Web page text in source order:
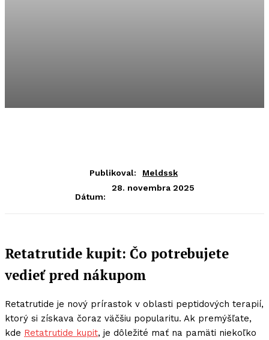
Publikoval: Meldssk
Dátum:
28. novembra 2025
Retatrutide kupit: Čo potrebujete
vedieť pred nákupom
Retatrutide je nový prírastok v oblasti peptidových terapií,
ktorý si získava čoraz väčšiu popularitu. Ak premýšľate,
kde Retatrutide kupit, je dôležité mať na pamäti niekoľko